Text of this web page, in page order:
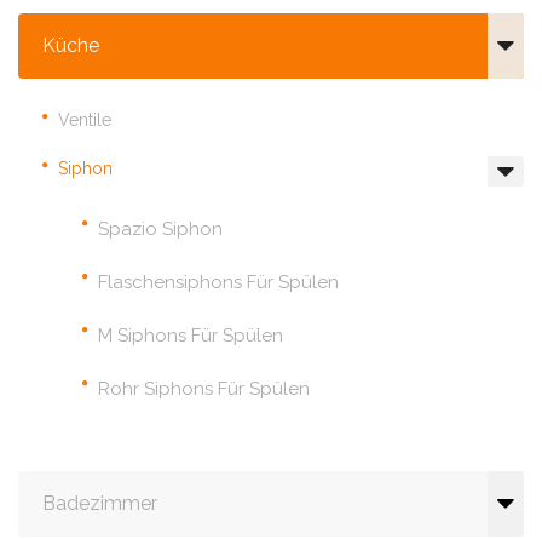
Küche
Ventile
Siphon
Spazio Siphon
Flaschensiphons Für Spülen
M Siphons Für Spülen
Rohr Siphons Für Spülen
Badezimmer